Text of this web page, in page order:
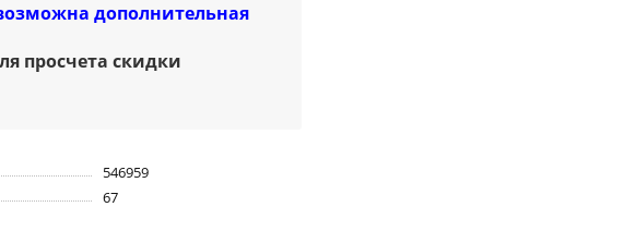
дополнительная
просчета скидки
546959
67